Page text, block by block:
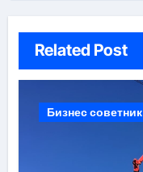
Related Post
Бизнес советник